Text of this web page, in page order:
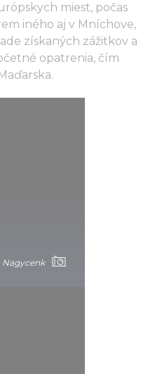
miest, počas
iného aj v Mníchove,
získaných zážitkov a
opatrenia, čím
Nagycenk